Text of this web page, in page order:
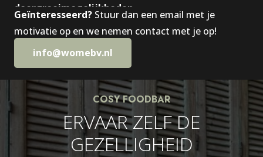
doorgroeimogelijkheden.
Geïnteresseerd? Stuur dan een email met je
motivatie op en we nemen contact met je op!
info@womebv.nl
COSY FOODBAR
ERVAAR ZELF DE
GEZELLIGHEID